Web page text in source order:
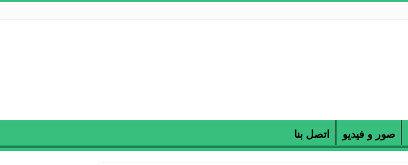
صور و فيديو اتصل بنا